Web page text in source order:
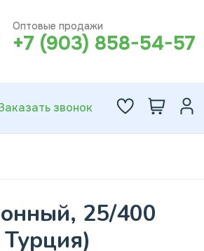
Оптовые продажи
+7 (903) 858-54-57
звонок
25/400